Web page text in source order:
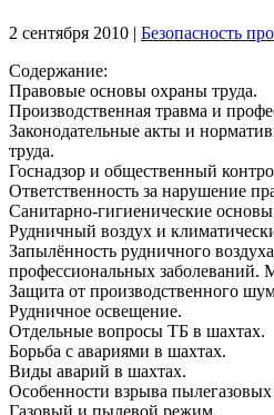
2 сентября 2010 | Безопасность
Содержание:
Правовые основы охраны труда.
Производственная травма и
Законодательные акты и
труда.
Госнадзор и общественный
Ответственность за нарушение
Санитарно-гигиенические
Рудничный воздух и
Запылённость рудничного
профессиональных
Защита от производственного
Рудничное освещение.
Отдельные вопросы ТБ в шахтах.
Борьба с авариями в шахтах.
Виды аварий в шахтах.
Особенности взрыва
Газовый и пылевой режим.